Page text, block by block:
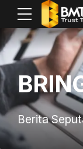
Berita